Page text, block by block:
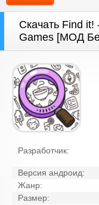
Скачать Find
Games [МОД
Разработчик:
Версия андроид:
Жанр:
Размер: